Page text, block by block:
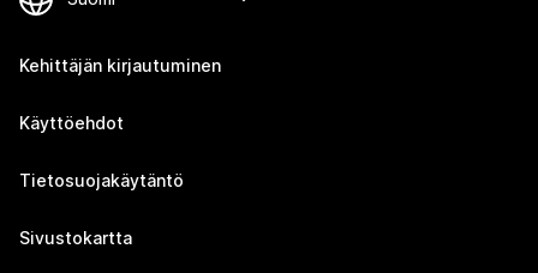
Kehittäjän kirjautuminen
Käyttöehdot
Tietosuojakäytäntö
Sivustokartta